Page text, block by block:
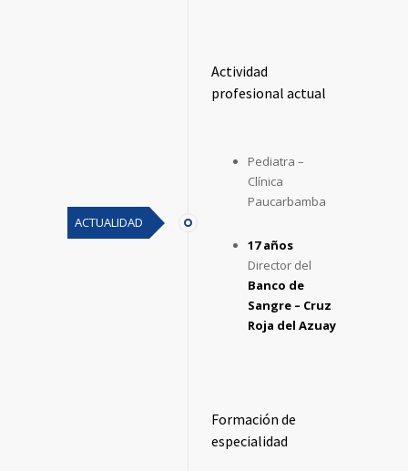
ACTUALIDAD
Actividad
profesional actual
Pediatra –
Clínica
Paucarbamba
17 años
Director del
Banco de
Sangre – Cruz
Roja del Azuay
Formación de
especialidad